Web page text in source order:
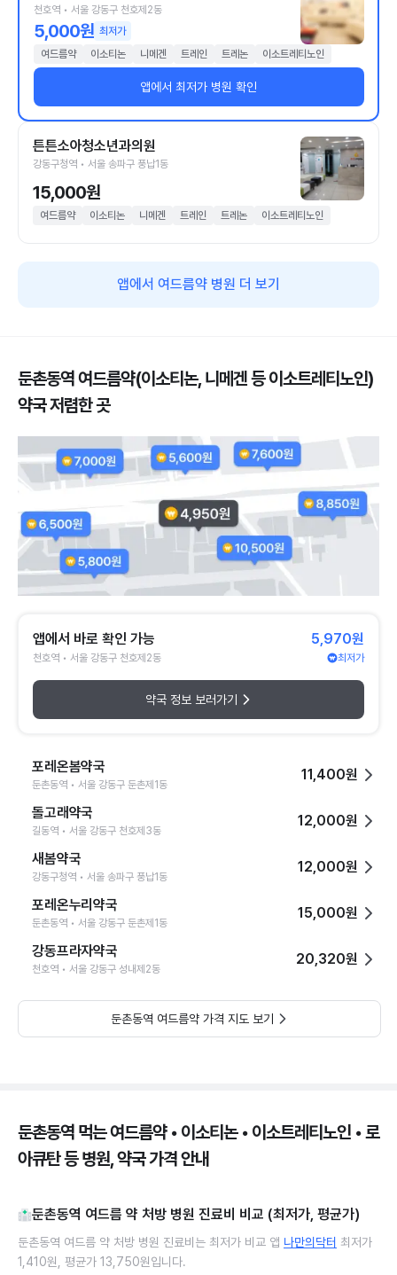
천호역 • 서울 강동구 천호제2동
5,000원 최저가
여드름약
이소티논 니메겐 트레인 트레논 이소트레티노인
앱에서 최저가 병원 확인
튼튼소아청소년과의원
강동구청역 • 서울 송파구 풍납1동
15,000원
여드름약 이소티논 니메겐 트레인 트레논 이소트레티노인
앱에서 여드름약 병원 더 보기
둔촌동역 여드름약(이소티논, 니메겐 등 이소트레티노인)
약국 저렴한 곳
앱에서 바로 확인 가능
천호역 • 서울 강동구 천호제2동
5,970원
최저가
약국 정보 보러가기
포레온봄약국
둔촌동역 • 서울 강동구 둔촌제1동
11,400원
돌고래약국
길동역 • 서울 강동구 천호제3동
12,000원
새봄약국
강동구청역 • 서울 송파구 풍납1동
12,000원
포레온누리약국
둔촌동역 • 서울 강동구 둔촌제1동
15,000원
강동프라자약국
천호역 • 서울 강동구 성내제2동
20,320원
둔촌동역 여드름약 가격 지도 보기
둔촌동역 먹는 여드름약 • 이소티논 • 이소트레티노인 • 로
아큐탄 등 병원, 약국 가격 안내
둔촌동역 여드름 약 처방 병원 진료비 비교 (최저가, 평균가)
둔촌동역 여드름 약 처방 병원 진료비는 최저가 비교 앱 나만의닥터 최저가
1,410원, 평균가 13,750원입니다.